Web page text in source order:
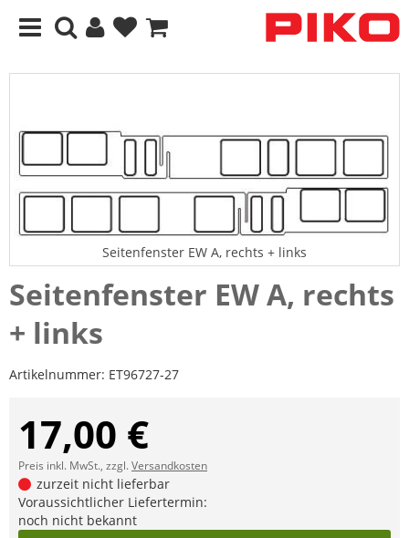
Seitenfenster EW A, rechts + links
Seitenfenster EW A, rechts
+ links
Artikelnummer: ET96727-27
17,00 €
Preis inkl. MwSt., zzgl.Versandkosten
zurzeit nicht lieferbar
Voraussichtlicher Liefertermin:
noch nicht bekannt